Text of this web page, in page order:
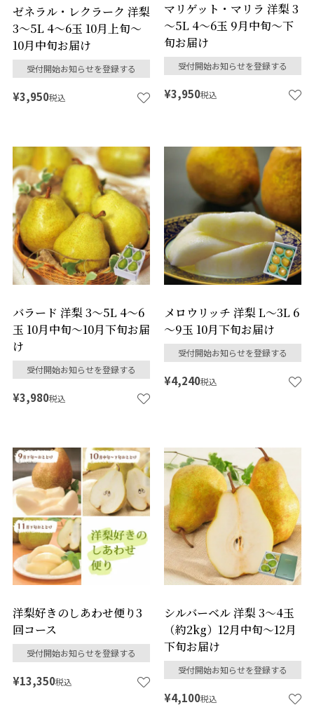
ゼネラル・レクラーク 洋梨
3～5L 4～6玉 10月上旬～
10月中旬お届け
受付開始お知らせを登録する
¥3,950税込
マリゲット・マリラ 洋梨 3
～5L 4～6玉 9月中旬～下
旬お届け
受付開始お知らせを登録する
¥3,950税込
バラード 洋梨 3～5L 4～6
玉 10月中旬～10月下旬お届
け
受付開始お知らせを登録する
¥3,980税込
メロウリッチ 洋梨 L～3L 6
～9玉 10月下旬お届け
受付開始お知らせを登録する
¥4,240税込
洋梨好きのしあわせ便り3
回コース
受付開始お知らせを登録する
¥13,350税込
シルバーベル 洋梨 3～4玉
（約2kg）12月中旬～12月
下旬お届け
受付開始お知らせを登録する
¥4,100税込